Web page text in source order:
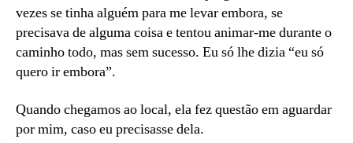
vezes se tinha alguém para me levar embora, se
precisava de alguma coisa e tentou animar-me durante o
caminho todo, mas sem sucesso. Eu só lhe dizia “eu só
quero ir embora”.
Quando chegamos ao local, ela fez questão em aguardar
por mim, caso eu precisasse dela.